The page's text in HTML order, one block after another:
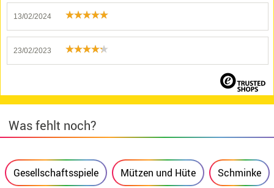
13/02/2024
23/02/2023
Was fehlt noch?
Gesellschaftsspiele Mützen und Hüte Schminke